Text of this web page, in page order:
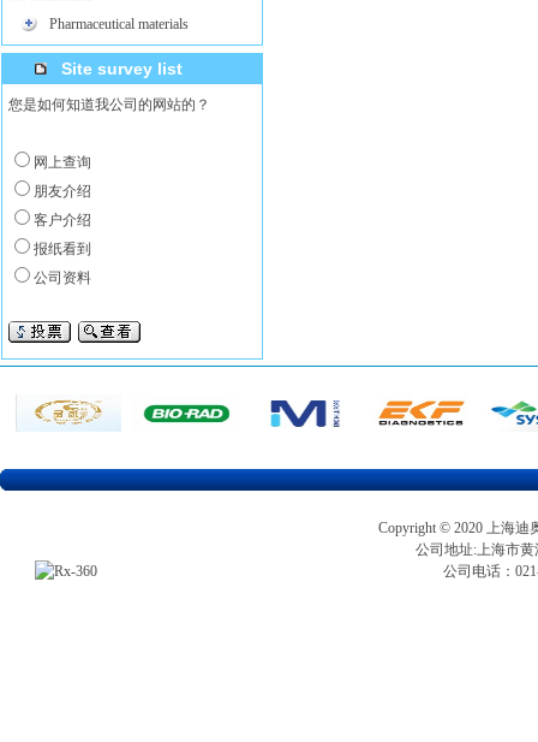
Pharmaceutical materials
Site survey list
您是如何知道我公司的网站的？
网上查询
朋友介绍
客户介绍
报纸看到
公司资料
Copyright © 2020 上海
公司地址:上海市黄
公司电话：